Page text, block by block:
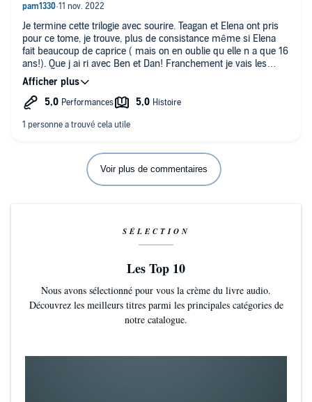
Je termine cette trilogie avec sourire. Teagan et Elena ont pris
pour ce tome, je trouve, plus de consistance même si Elena
fait beaucoup de caprice ( mais on en oublie qu elle n a que 16
ans!). Que j ai ri avec Ben et Dan! Franchement je vais les
regretter 😁.
Le personnage de Teagan m a énormément plus, j ai aimé son
évolution, et je trouve qu avec ce qu il a vécu, réagit justement,
Petite ovation pour le discours final d Elena.
Voir plus de commentaires
SÉLECTION
Les Top 10
Nous avons sélectionné pour vous la crème du livre audio.
Découvrez les meilleurs titres parmi les principales catégories de
notre catalogue.